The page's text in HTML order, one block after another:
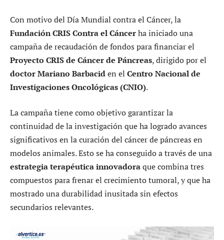
Con motivo del Día Mundial contra el Cáncer, la
Fundación CRIS Contra el Cáncerha iniciado una
campaña de recaudación de fondos para financiar el
Proyecto CRIS de Cáncer de Páncreas, dirigido por el
doctor Mariano Barbaciden el Centro Nacional de
Investigaciones Oncológicas (CNIO).
La campaña tiene como objetivo garantizar la
continuidad de la investigación que ha logrado avances
significativos en la curación del cáncer de páncreas en
modelos animales. Esto se ha conseguido a través de una
estrategia terapéutica innovadoraque combina tres
compuestos para frenar el crecimiento tumoral, y que ha
mostrado una durabilidad inusitada sin efectos
secundarios relevantes.